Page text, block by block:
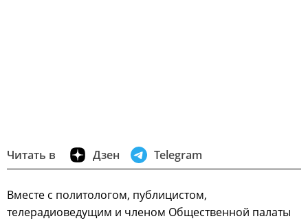
Читать в Дзен Telegram
Вместе с политологом, публицистом,
телерадиоведущим и членом Общественной палаты